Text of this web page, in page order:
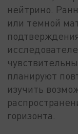
нейтрино.
или темной
планируют
изучить
горизонта.